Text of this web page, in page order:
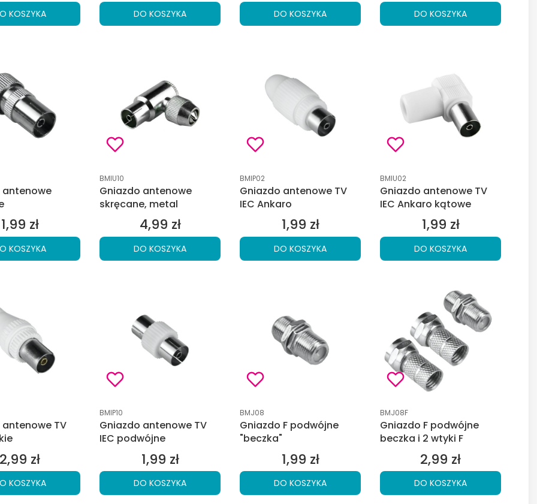
KOSZYKA DO KOSZYKA DO KOSZYKA DO KOSZYKA
antenowe
Cena
1,99 zł
KOSZYKA
Kod produktu
BMIU10
Gniazdo antenowe
skręcane, metal
Cena
4,99 zł
DO KOSZYKA
Kod produktu
BMIP02
Gniazdo antenowe TV
IEC Ankaro
Cena
1,99 zł
DO KOSZYKA
Kod produktu
BMIU02
Gniazdo antenowe TV
IEC Ankaro kątowe
Cena
1,99 zł
DO KOSZYKA
TV
Cena
2,99 zł
KOSZYKA
Kod produktu
BMIP10
Gniazdo antenowe TV
IEC podwójne
Cena
1,99 zł
DO KOSZYKA
Kod produktu
BMJ08
Gniazdo F podwójne
"beczka"
Cena
1,99 zł
DO KOSZYKA
Kod produktu
BMJ08F
Gniazdo F podwójne
beczka i 2 wtyki F
Cena
2,99 zł
DO KOSZYKA